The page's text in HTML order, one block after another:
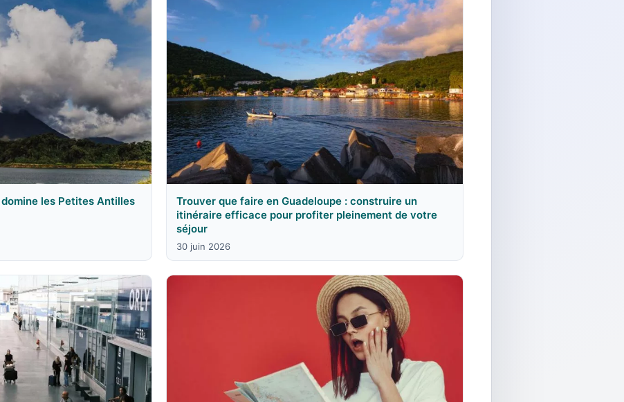
les Petites Antilles
Trouver que faire en Guadeloupe : construire un
itinéraire efficace pour profiter pleinement de votre
séjour
30 juin 2026